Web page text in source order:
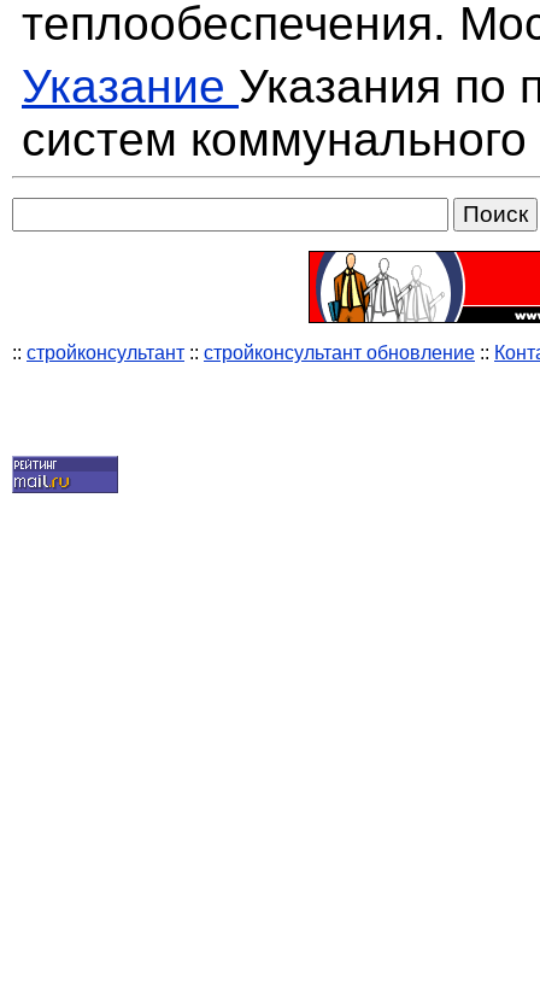
теплообеспечения.
Указание Указания по
систем
:: стройконсультант :: стройконсультант обновление ::